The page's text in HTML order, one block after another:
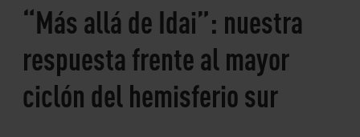
“Más allá de Idai”: nuestra
respuesta frente al mayor
ciclón del hemisferio sur